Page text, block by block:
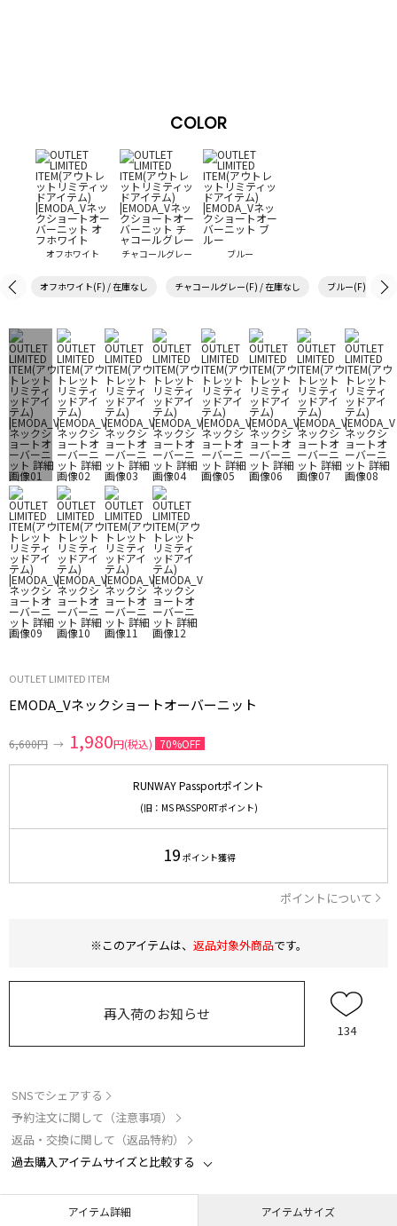
COLOR
オフホワイト チャコールグレー ブルー
オフホワイト(F) / 在庫なし チャコールグレー(F) / 在庫なし ブルー(F) / 在庫
OUTLET LIMITED ITEM
EMODA_Vネックショートオーバーニット
6,600円 → 1,980円(税込) 70%OFF
RUNWAY Passportポイント
(旧：MS PASSPORTポイント)
19 ポイント獲得
ポイントについて
※このアイテムは、 返品対象外商品です。
再入荷のお知らせ
134
SNSでシェアする
予約注文に関して（注意事項）
返品・交換に関して（返品特約）
過去購入アイテムサイズと比較する
アイテム詳細 アイテムサイズ